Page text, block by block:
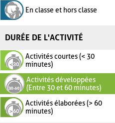
En classe et hors classe
DURÉE DE L'ACTIVITÉ
Activités courtes (< 30
minutes)
Activités développées
(Entre 30 et 60 minutes)
Activités élaborées (> 60
minutes)